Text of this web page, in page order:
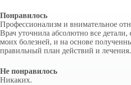
Понравилось
Профессионализм и внимательное
Врач уточнила абсолютно все детали,
моих болезней, и на основе
правильный план действий и лечения.
Не понравилось
Никаких.